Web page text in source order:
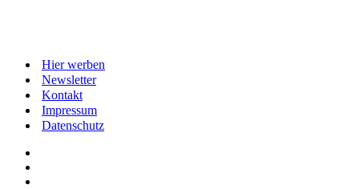
Hier werben
Newsletter
Kontakt
Impressum
Datenschutz